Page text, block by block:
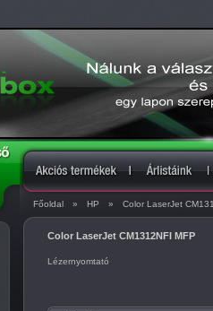
Főoldal » HP » Color LaserJet
Color LaserJet CM1312NFI MFP
Lézernyomtató